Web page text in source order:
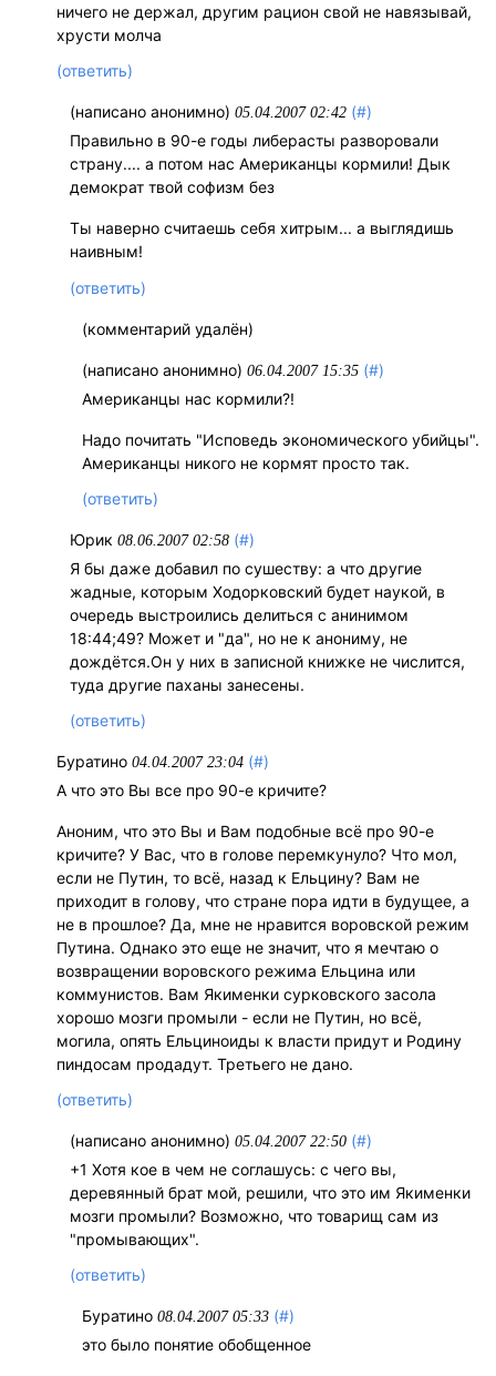
ничего не держал, другим рацион свой не навязывай,
хрусти молча
(ответить)
(написано анонимно) 05.04.2007 02:42 (#)
Правильно в 90-е годы либерасты разворовали
страну.... а потом нас Американцы кормили! Дык
демократ твой софизм без
Ты наверно считаешь себя хитрым... а выглядишь
наивным!
(ответить)
(комментарий удалён)
(написано анонимно)06.04.2007 15:35 (#)
Американцы нас кормили?!
Надо почитать "Исповедь экономического убийцы".
Американцы никого не кормят просто так.
(ответить)
Юрик 08.06.2007 02:58 (#)
Я бы даже добавил по сушеству: а что другие
жадные, которым Ходорковский будет наукой, в
очередь выстроились делиться с анинимом
18:44;49? Может и "да", но не к анониму, не
дождётся.Он у них в записной книжке не числится,
туда другие паханы занесены.
(ответить)
Буратино04.04.2007 23:04 (#)
А что это Вы все про 90-е кричите?
Аноним, что это Вы и Вам подобные всё про 90-е
кричите? У Вас, что в голове перемкунуло? Что мол,
если не Путин, то всё, назад к Ельцину? Вам не
приходит в голову, что стране пора идти в будущее, а
не в прошлое? Да, мне не нравится воровской режим
Путина. Однако это еще не значит, что я мечтаю о
возвращении воровского режима Ельцина или
коммунистов. Вам Якименки сурковского засола
хорошо мозги промыли - если не Путин, но всё,
могила, опять Ельциноиды к власти придут и Родину
пиндосам продадут. Третьего не дано.
(ответить)
(написано анонимно) 05.04.2007 22:50 (#)
+1 Хотя кое в чем не соглашусь: с чего вы,
деревянный брат мой, решили, что это им Якименки
мозги промыли? Возможно, что товарищ сам из
"промывающих".
(ответить)
Буратино08.04.2007 05:33 (#)
это было понятие обобщенное